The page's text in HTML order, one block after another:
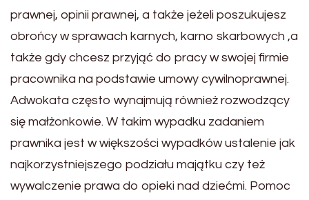
prawnej, opinii prawnej, a także jeżeli poszukujesz
obrońcy w sprawach karnych, karno skarbowych ,a
także gdy chcesz przyjąć do pracy w swojej firmie
pracownika na podstawie umowy cywilnoprawnej.
Adwokata często wynajmują również rozwodzący
się małżonkowie. W takim wypadku zadaniem
prawnika jest w większości wypadków ustalenie jak
najkorzystniejszego podziału majątku czy też
wywalczenie prawa do opieki nad dziećmi. Pomoc